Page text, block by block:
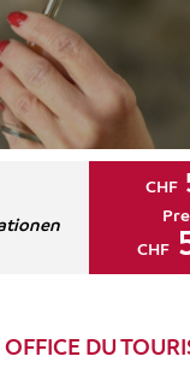
CHF
CHF
OFFICE DU